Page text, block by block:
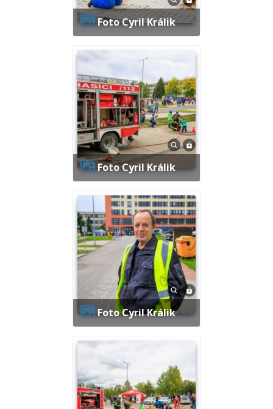
Foto Cyril Králik
Foto Cyril Králik
Foto Cyril Králik